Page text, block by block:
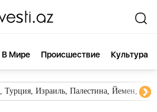
В Мире Происшествие Культура
Южный Кавказ, Грузия,